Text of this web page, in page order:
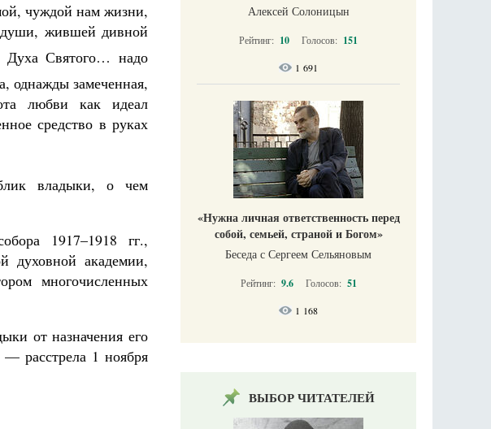
чуждой нам жизни,
души, жившей дивной
Святого… надо
однажды замеченная,
любви как идеал
средство в руках
владыки, о чем
1917–1918 гг.,
духовной академии,
многочисленных
от назначения его
расстрела 1 ноября
Алексей Солоницын
Рейтинг: 10 Голосов: 151
1 691
«Нужна личная ответственность перед
собой, семьей, страной и Богом»
Беседа с Сергеем Сельяновым
Рейтинг: 9.6 Голосов: 51
1 168
ВЫБОР ЧИТАТЕЛЕЙ